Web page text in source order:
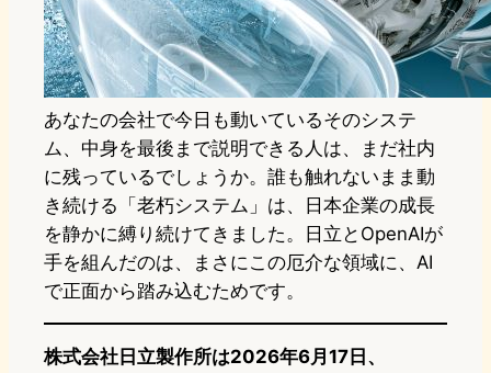
あなたの会社で今日も動いているそのシステ
ム、中身を最後まで説明できる人は、まだ社内
に残っているでしょうか。誰も触れないまま動
き続ける「老朽システム」は、日本企業の成長
を静かに縛り続けてきました。日立とOpenAIが
手を組んだのは、まさにこの厄介な領域に、AI
で正面から踏み込むためです。
株式会社日立製作所は2026年6月17日、